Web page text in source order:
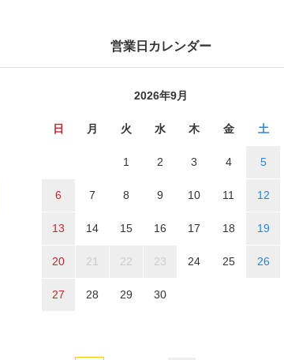
営業日カレンダー
2026年9月
日 月 火 水 木 金 土
1 2 3 4 5
6 7 8 9 10 11 12
13 14 15 16 17 18 19
20 21 22 23 24 25 26
27 28 29 30